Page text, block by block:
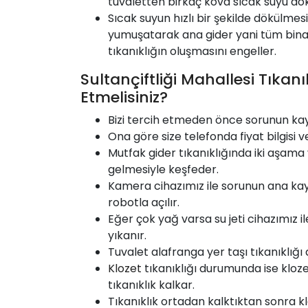
Sıcak suyun hızlı bir şekilde
yumuşatarak ana gider yani tüm
tıkanıklığın oluşmasını engeller.
Sultançiftliği Mahallesi
Etmelisiniz?
Bizi tercih etmeden önce sorunun
Ona göre size telefonda fiyat bilgisi
Mutfak gider tıkanıklığında iki
gelmesiyle keşfeder.
Kamera cihazımız ile sorunun ana
robotla açılır.
Eğer çok yağ varsa su jeti cihazımız
yıkanır.
Tuvalet alafranga yer taşı
Klozet tıkanıklığı durumunda ise
tıkanıklık kalkar.
Tıkanıklık ortadan kalktıktan sonra